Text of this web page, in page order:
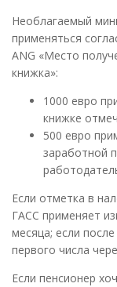
Необлагаемый
применяться
ANG «Место
книжка»:
1000 евро
книжке
500 евро
заработной
Если отметка в
ГАСС применяет
месяца; если
первого числа
Если пенсионер